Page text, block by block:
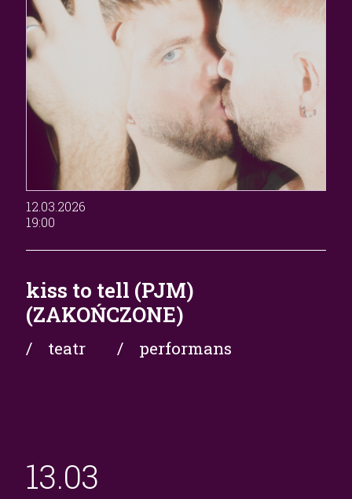
12.03.2026
19:00
kiss to tell (PJM)
(ZAKOŃCZONE)
/ teatr / performans
13.03